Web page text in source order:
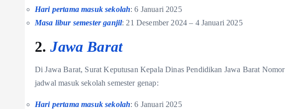
Hari pertama masuk sekolah: 6 Januari 2025
Masa libur semester ganjil: 21 Desember 2024 – 4 Januari 2025
2.Jawa Barat
Di Jawa Barat, Surat Keputusan Kepala Dinas Pendidikan Jawa Barat
jadwal masuk sekolah semester genap:
Hari pertama masuk sekolah: 6 Januari 2025